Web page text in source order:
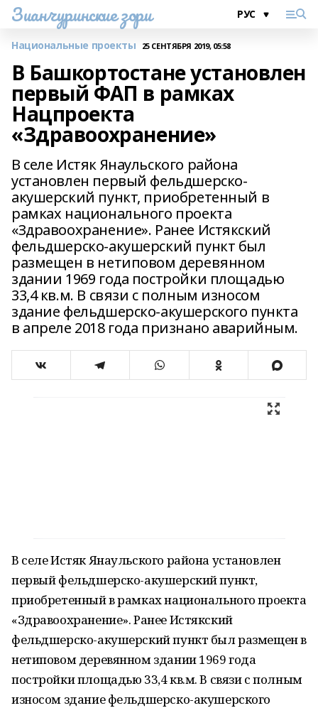
Зианчуринские зори
Национальные проекты 25 СЕНТЯБРЯ 2019, 05:58
В Башкортостане установлен
первый ФАП в рамках
Нацпроекта
«Здравоохранение»
В селе Истяк Янаульского района
установлен первый фельдшерско-
акушерский пункт, приобретенный в
рамках национального проекта
«Здравоохранение». Ранее Истякский
фельдшерско-акушерский пункт был
размещен в нетиповом деревянном
здании 1969 года постройки площадью
33,4 кв.м. В связи с полным износом
здание фельдшерско-акушерского пункта
в апреле 2018 года признано аварийным.
В селе Истяк Янаульского района установлен
первый фельдшерско-акушерский пункт,
приобретенный в рамках национального проекта
«Здравоохранение». Ранее Истякский
фельдшерско-акушерский пункт был размещен в
нетиповом деревянном здании 1969 года
постройки площадью 33,4 кв.м. В связи с полным
износом здание фельдшерско-акушерского